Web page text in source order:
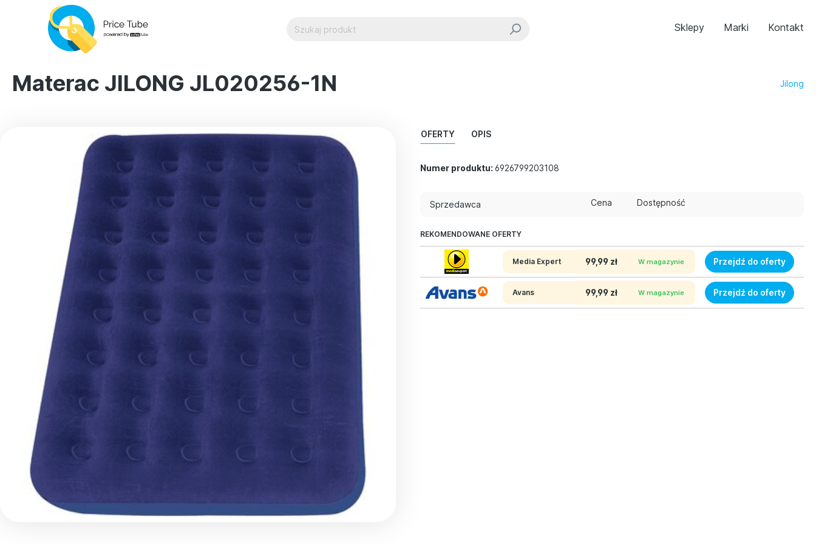
Sklepy Marki Kontakt
Materac JILONG JL020256-1N Jilong
OFERTY OPIS
Numer produktu: 6926799203108
Sprzedawca Cena Dostępność
REKOMENDOWANE OFERTY
Media Expert 99,99 zł W magazynie Przejdź do oferty
Avans 99,99 zł W magazynie Przejdź do oferty